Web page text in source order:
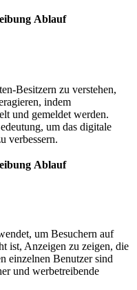
Ablauf
Besitzern zu verstehen,
indem
und gemeldet werden.
um das digitale
verbessern.
Ablauf
um Besuchern auf
ist, Anzeigen zu zeigen, die
einzelnen Benutzer sind
und werbetreibende